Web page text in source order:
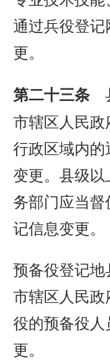
通过兵役登
更。
第二十三条
市辖区人民
行政区域内
变更。县级
务部门应当
记信息变更。
预备役登记地
市辖区人民
役的预备役
更。